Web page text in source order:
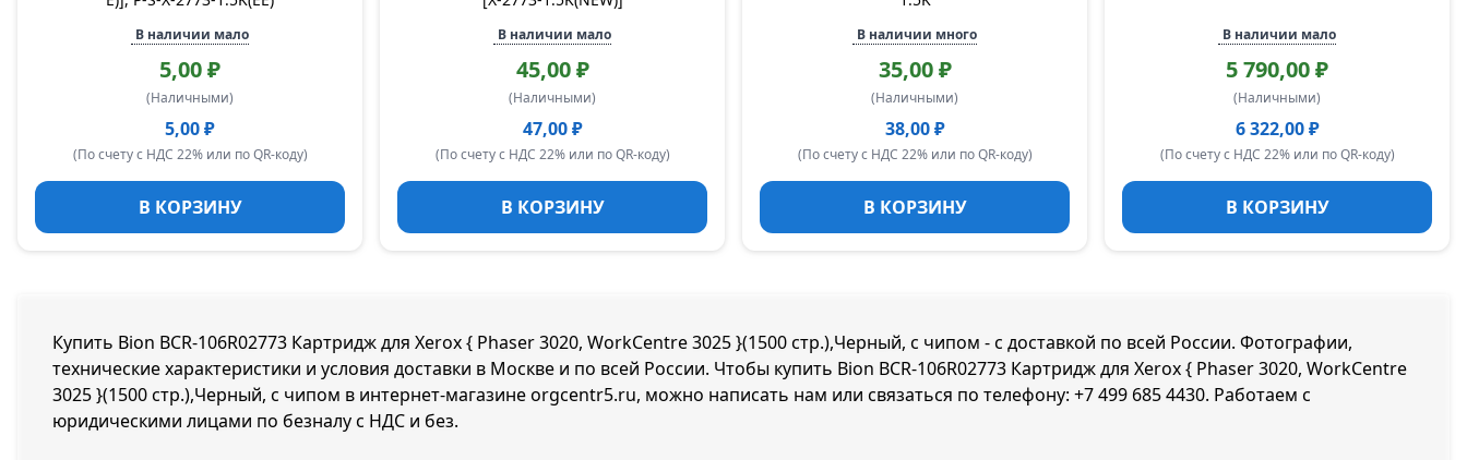
В наличии мало
5,00 ₽
(Наличными)
5,00 ₽
(По счету с НДС 22% или по QR-коду)
В КОРЗИНУ
В наличии мало
45,00 ₽
(Наличными)
47,00 ₽
(По счету с НДС 22% или по QR-коду)
В КОРЗИНУ
В наличии много
35,00 ₽
(Наличными)
38,00 ₽
(По счету с НДС 22% или по QR-коду)
В КОРЗИНУ
В наличии мало
5 790,00 ₽
(Наличными)
6 322,00 ₽
(По счету с НДС 22% или по QR-коду)
В КОРЗИНУ
Купить Bion BCR-106R02773 Картридж для Xerox { Phaser 3020, WorkCentre 3025 }(1500 стр.),Черный, с чипом - с доставкой по всей России. Фотографии,
технические характеристики и условия доставки в Москве и по всей России. Чтобы купить Bion BCR-106R02773 Картридж для Xerox { Phaser 3020, WorkCentre
3025 }(1500 стр.),Черный, с чипом в интернет-магазине orgcentr5.ru, можно написать нам или связаться по телефону: +7 499 685 4430. Работаем с
юридическими лицами по безналу с НДС и без.